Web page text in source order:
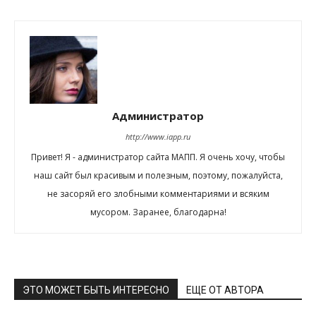
Администратор
http://www.iapp.ru
Привет! Я - администратор сайта МАПП. Я очень хочу, чтобы
наш сайт был красивым и полезным, поэтому, пожалуйста,
не засоряй его злобными комментариями и всяким
мусором. Заранее, благодарна!
ЭТО МОЖЕТ БЫТЬ ИНТЕРЕСНО ЕЩЕ ОТ АВТОРА